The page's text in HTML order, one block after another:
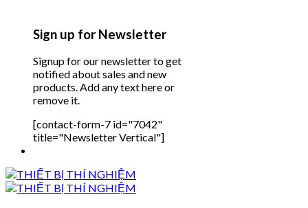
Sign up for Newsletter
Signup for our newsletter to get
notified about sales and new
products. Add any text here or
remove it.
[contact-form-7 id="7042"
title="Newsletter Vertical"]